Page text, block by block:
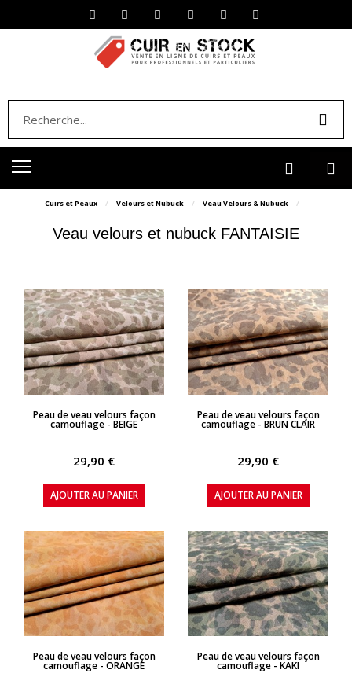
Cuirs et Peaux Velours et Nubuck Veau Velours & Nubuck
Veau velours et nubuck FANTAISIE
APERÇU RAPIDE
Peau de veau velours façon
camouflage - BEIGE
29,90 €
AJOUTER AU PANIER
APERÇU RAPIDE
Peau de veau velours façon
camouflage - BRUN CLAIR
29,90 €
AJOUTER AU PANIER
APERÇU RAPIDE
Peau de veau velours façon
camouflage - ORANGE
APERÇU RAPIDE
Peau de veau velours façon
camouflage - KAKI